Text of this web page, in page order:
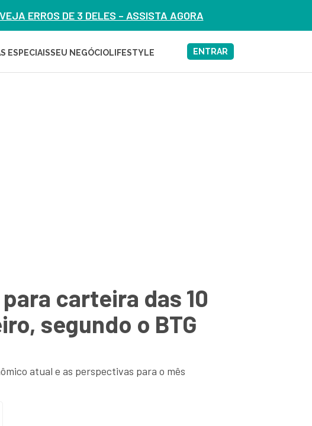
ERROS DE 3 DELES – ASSISTA AGORA
ESPECIAISSEU NEGÓCIOLIFESTYLE ENTRAR
carteira das 10
segundo o BTG
atual e as perspectivas para o mês